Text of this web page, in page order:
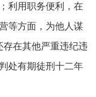
利用职务便利，在
等方面，为他人谋
存在其他严重违纪违
处有期徒刑十二年